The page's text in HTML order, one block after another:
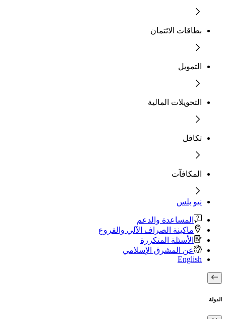
بطاقات الائتمان
التمويل
التحويلات المالية
تكافل
المكافآت
نيو بلس
المساعدة والدعم
ماكينة الصراف الآلي والفروع
الأسئلة المتكررة
عن المشرق الإسلامي
English
الدولة